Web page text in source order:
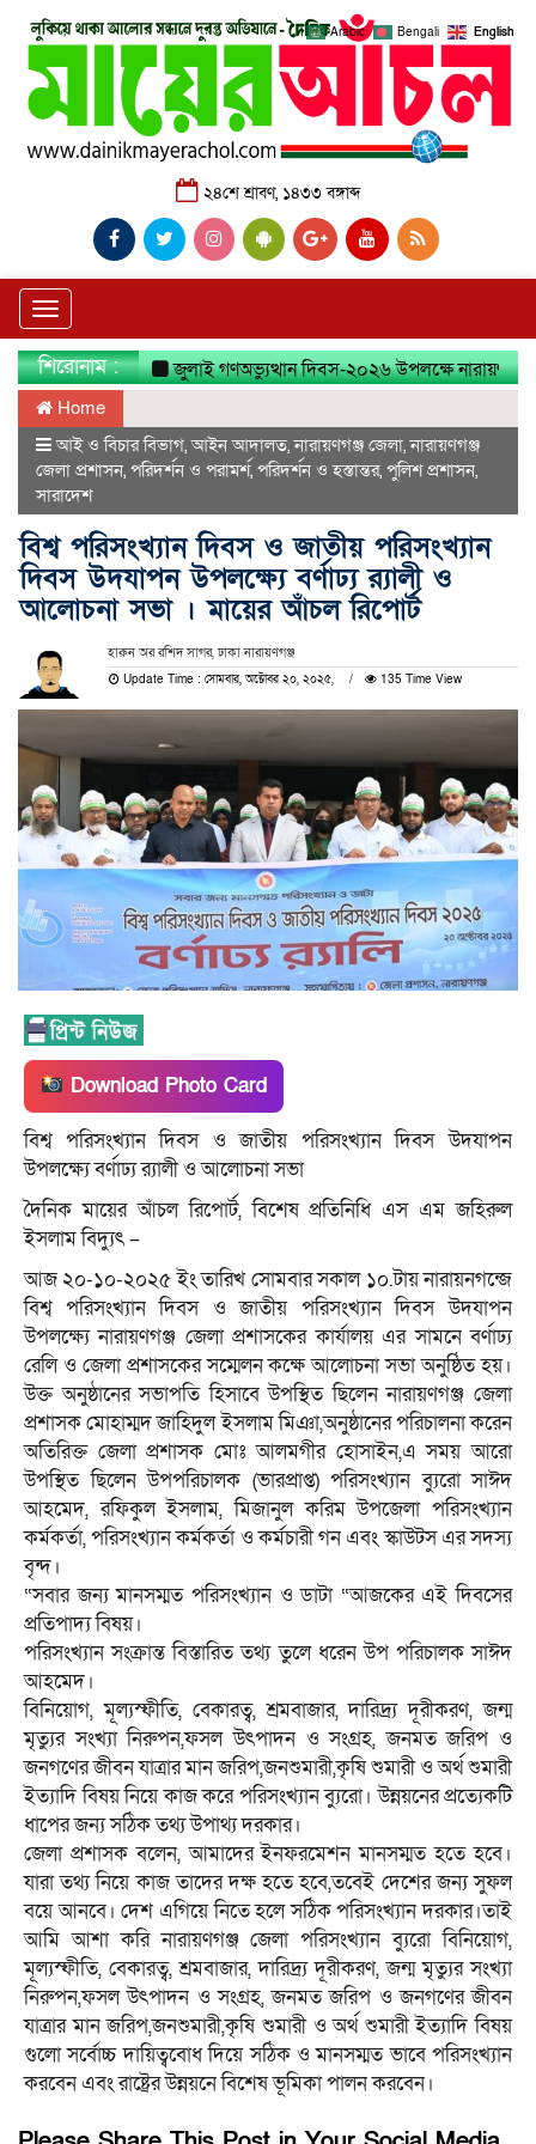
২৪শে শ্রাবণ, ১৪৩৩ বঙ্গাব্দ
Toggle
navigation
শিরোনাম : জুলাই গণঅভ্যুত্থান দিবস-২০২৬ উপলক্ষে নারায়ণগঞ্জ
Home
আই ও বিচার বিভাগ,আইন আদালত,নারায়ণগঞ্জ জেলা,নারায়ণগঞ্জ
জেলা প্রশাসন, পরিদর্শন ও পরামর্শ, পরিদর্শন ও হস্তান্তর, পুলিশ প্রশাসন,
সারাদেশ
বিশ্ব পরিসংখ্যান দিবস ও জাতীয় পরিসংখ্যান
দিবস উদযাপন উপলক্ষ্যে বর্ণাঢ্য র‍্যালী ও
আলোচনা সভা । মায়ের আঁচল রিপোর্ট
হারুন অর রশিদ সাগর, ঢাকা নারায়ণগঞ্জ
Update Time : সোমবার, অক্টোবর ২০, ২০২৫, 135 Time View
Download Photo Card
বিশ্ব পরিসংখ্যান দিবস ও জাতীয় পরিসংখ্যান দিবস উদযাপন
উপলক্ষ্যে বর্ণাঢ্য র‍্যালী ও আলোচনা সভা
দৈনিক মায়ের আঁচল রিপোর্ট, বিশেষ প্রতিনিধি এস এম জহিরুল
ইসলাম বিদ্যুৎ –
আজ ২০-১০-২০২৫ ইং তারিখ সোমবার সকাল ১০.টায় নারায়নগন্জে
বিশ্ব পরিসংখ্যান দিবস ও জাতীয় পরিসংখ্যান দিবস উদযাপন
উপলক্ষ্যে নারায়ণগঞ্জ জেলা প্রশাসকের কার্যালয় এর সামনে বর্ণাঢ্য
রেলি ও জেলা প্রশাসকের সম্মেলন কক্ষে আলোচনা সভা অনুষ্ঠিত হয়।
উক্ত অনুষ্ঠানের সভাপতি হিসাবে উপস্থিত ছিলেন নারায়ণগঞ্জ জেলা
প্রশাসক মোহাম্মদ জাহিদুল ইসলাম মিঞা,অনুষ্ঠানের পরিচালনা করেন
অতিরিক্ত জেলা প্রশাসক মোঃ আলমগীর হোসাইন,এ সময় আরো
উপস্থিত ছিলেন উপপরিচালক (ভারপ্রাপ্ত) পরিসংখ্যান ব্যুরো সাঈদ
আহমেদ, রফিকুল ইসলাম, মিজানুল করিম উপজেলা পরিসংখ্যান
কর্মকর্তা, পরিসংখ্যান কর্মকর্তা ও কর্মচারী গন এবং স্কাউটস এর সদস্য
বৃন্দ।
“সবার জন্য মানসম্মত পরিসংখ্যান ও ডাটা “আজকের এই দিবসের
প্রতিপাদ্য বিষয়।
পরিসংখ্যান সংক্রান্ত বিস্তারিত তথ্য তুলে ধরেন উপ পরিচালক সাঈদ
আহমেদ।
বিনিয়োগ, মূল্যস্ফীতি, বেকারত্ব, শ্রমবাজার, দারিদ্র্য দূরীকরণ, জন্ম
মৃত্যুর সংখ্যা নিরুপন,ফসল উৎপাদন ও সংগ্রহ, জনমত জরিপ ও
জনগণের জীবন যাত্রার মান জরিপ,জনশুমারী,কৃষি শুমারী ও অর্থ শুমারী
ইত্যাদি বিষয় নিয়ে কাজ করে পরিসংখ্যান ব্যুরো। উন্নয়নের প্রত্যেকটি
ধাপের জন্য সঠিক তথ্য উপাথ্য দরকার।
জেলা প্রশাসক বলেন, আমাদের ইনফরমেশন মানসম্মত হতে হবে।
যারা তথ্য নিয়ে কাজ তাদের দক্ষ হতে হবে,তবেই দেশের জন্য সুফল
বয়ে আনবে। দেশ এগিয়ে নিতে হলে সঠিক পরিসংখ্যান দরকার।তাই
আমি আশা করি নারায়ণগঞ্জ জেলা পরিসংখ্যান ব্যুরো বিনিয়োগ,
মূল্যস্ফীতি, বেকারত্ব, শ্রমবাজার, দারিদ্র্য দূরীকরণ, জন্ম মৃত্যুর সংখ্যা
নিরুপন,ফসল উৎপাদন ও সংগ্রহ, জনমত জরিপ ও জনগণের জীবন
যাত্রার মান জরিপ,জনশুমারী,কৃষি শুমারী ও অর্থ শুমারী ইত্যাদি বিষয়
গুলো সর্বোচ্চ দায়িত্ববোধ দিয়ে সঠিক ও মানসম্মত ভাবে পরিসংখ্যান
করবেন এবং রাষ্ট্রের উন্নয়নে বিশেষ ভূমিকা পালন করবেন।
Arabic Bengali English